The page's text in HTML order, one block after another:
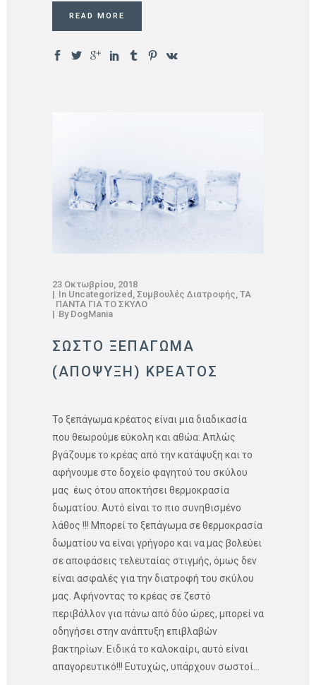
READ MORE
23 Οκτωβρίου, 2018
In Uncategorized Συμβουλές Διατροφής ΤΑ
ΠΑΝΤΑ ΓΙΑ ΤΟ ΣΚΥΛΟ
By DogMania
ΣΩΣΤΟ ΞΕΠΑΓΩΜΑ
(ΑΠΟΨΥΞΗ) ΚΡΕΑΤΟΣ
Το ξεπάγωμα κρέατος είναι μια διαδικασία
που θεωρούμε εύκολη και αθώα: Απλώς
βγάζουμε το κρέας από την κατάψυξη και το
αφήνουμε στο δοχείο φαγητού του σκύλου
μας έως ότου αποκτήσει θερμοκρασία
δωματίου. Αυτό είναι το πιο συνηθισμένο
λάθος !!! Μπορεί το ξεπάγωμα σε θερμοκρασία
δωματίου να είναι γρήγορο και να μας βολεύει
σε αποφάσεις τελευταίας στιγμής, όμως δεν
είναι ασφαλές για την διατροφή του σκύλου
μας. Αφήνοντας το κρέας σε ζεστό
περιβάλλον για πάνω από δύο ώρες, μπορεί να
οδηγήσει στην ανάπτυξη επιβλαβών
βακτηρίων. Ειδικά το καλοκαίρι, αυτό είναι
απαγορευτικό!!! Ευτυχώς, υπάρχουν σωστοί...